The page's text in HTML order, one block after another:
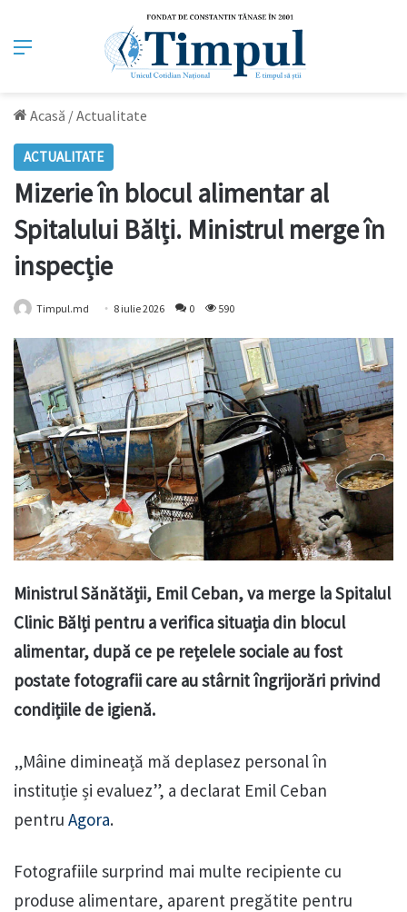
Meniu
Acasă /Actualitate
ACTUALITATE
Mizerie în blocul alimentar al
Spitalului Bălți. Ministrul merge în
inspecție
Timpul.md 8 iulie 2026 0 590
Ministrul Sănătății, Emil Ceban, va merge la Spitalul
Clinic Bălți pentru a verifica situația din blocul
alimentar, după ce pe rețelele sociale au fost
postate fotografii care au stârnit îngrijorări privind
condițiile de igienă.
„Mâine dimineață mă deplasez personal în
instituție și evaluez”, a declarat Emil Ceban
pentru Agora.
Fotografiile surprind mai multe recipiente cu
produse alimentare, aparent pregătite pentru